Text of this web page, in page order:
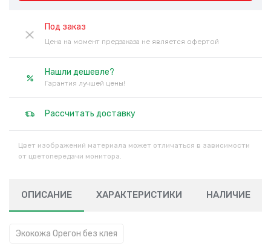
Под заказ
Цена на момент предзаказа не является офертой
Нашли дешевле?
Гарантия лучшей цены!
Рассчитать доставку
Цвет изображений материала может отличаться в зависимости
от цветопередачи монитора.
ОПИСАНИЕ ХАРАКТЕРИСТИКИ НАЛИЧИЕ
Экокожа Орегон без клея